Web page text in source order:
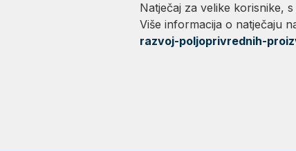
Natječaj za velike korisnike,
Više informacija o natječaju
razvoj-poljoprivrednih-